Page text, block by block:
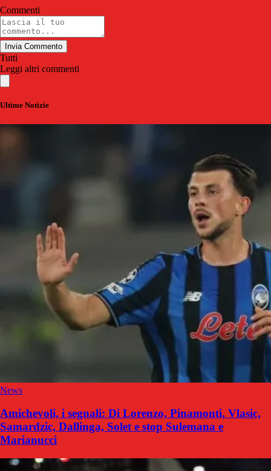
Commenti
Invia Commento
Tutti
Leggi altri commenti
Ultime Notizie
News
Amichevoli, i segnali: Di Lorenzo, Pinamonti, Vlasic,
Samardzic, Dallinga, Solet e stop Sulemana e
Marianucci